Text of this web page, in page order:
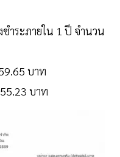
ำระภายใน 1 ปี จำนวน
บาท
บาท